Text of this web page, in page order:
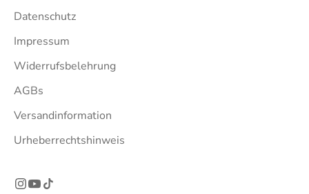
Datenschutz
Impressum
Widerrufsbelehrung
AGBs
Versandinformation
Urheberrechtshinweis